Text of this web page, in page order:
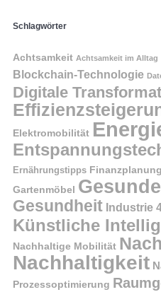
Schlagwörter
Achtsamkeit Achtsamkeit im Alltag
Blockchain-Technologie
Digitale
Elektromobilität
Ernährungstipps Finanzplanung
Gartenmöbel
Gesundheit Industrie
Künstliche
Nachhaltige Mobilität
Nachhaltigkeit
Prozessoptimierung